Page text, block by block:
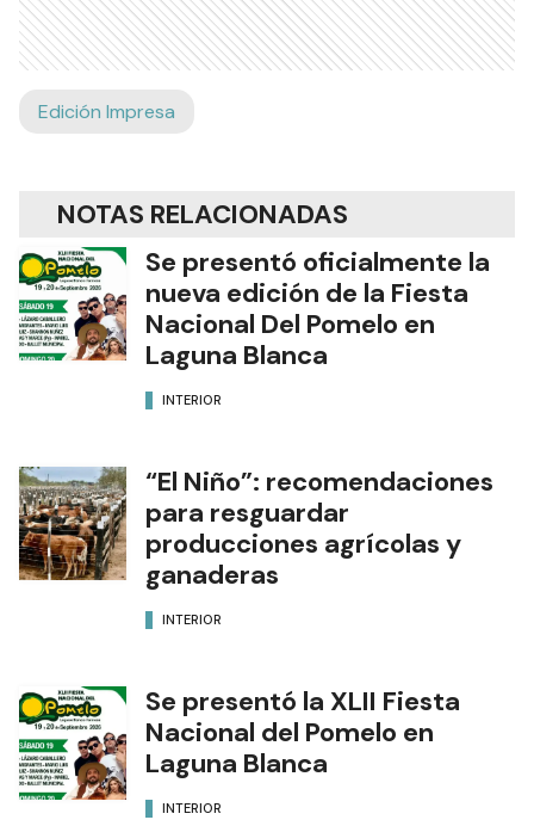
Edición Impresa
NOTAS RELACIONADAS
Se presentó oficialmente la
nueva edición de la Fiesta
Nacional Del Pomelo en
Laguna Blanca
INTERIOR
“El Niño”: recomendaciones
para resguardar
producciones agrícolas y
ganaderas
INTERIOR
Se presentó la XLII Fiesta
Nacional del Pomelo en
Laguna Blanca
INTERIOR